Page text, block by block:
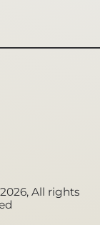
All rights